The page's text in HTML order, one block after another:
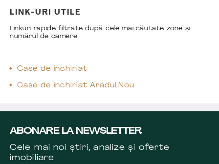
LINK-URI UTILE
Linkuri rapide filtrate după cele mai căutate zone și
numărul de camere
Case de închiriat
Case de închiriat Aradul Nou
ABONARE LA NEWSLETTER
Cele mai noi știri, analize și oferte
imobiliare